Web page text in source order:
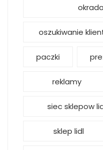
oszukiwanie
paczki
reklamy
siec sklepow
sklep lidl